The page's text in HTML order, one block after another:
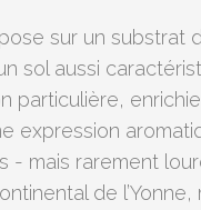
sur un substrat
sol aussi
particulière,
expression
- mais rarement
de